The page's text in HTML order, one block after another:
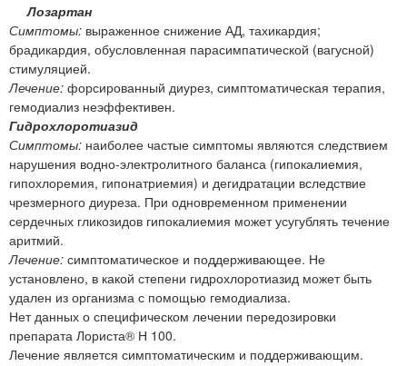
Лозартан
Симптомы: выраженное снижение АД, тахикардия;
брадикардия, обусловленная парасимпатической (вагусной)
стимуляцией.
Лечение: форсированный диурез, симптоматическая терапия,
гемодиализ неэффективен.
Гидрохлоротиазид
Симптомы: наиболее частые симптомы являются следствием
нарушения водно-электролитного баланса (гипокалиемия,
гипохлоремия, гипонатриемия) и дегидратации вследствие
чрезмерного диуреза. При одновременном применении
сердечных гликозидов гипокалиемия может усугублять течение
аритмий.
Лечение: симптоматическое и поддерживающее. Не
установлено, в какой степени гидрохлоротиазид может быть
удален из организма с помощью гемодиализа.
Нет данных о специфическом лечении передозировки
препарата Лориста® Н 100.
Лечение является симптоматическим и поддерживающим.